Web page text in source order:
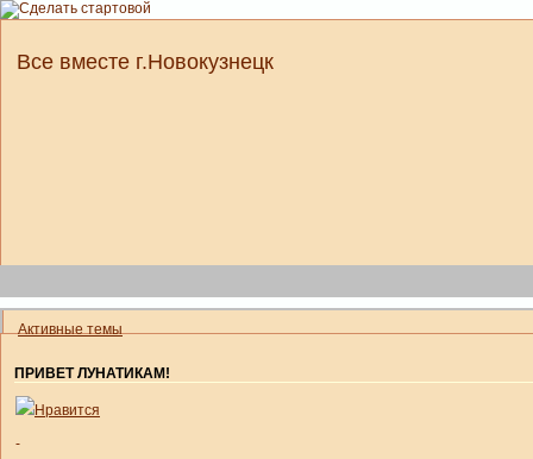
Все вместе г.Новокузнецк
Активные темы
ПРИВЕТ ЛУНАТИКАМ!
Нравится
-